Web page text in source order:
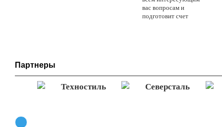
вас вопросам и
подготовит счет
Партнеры